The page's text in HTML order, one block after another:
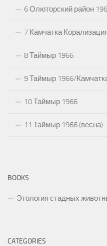
6 Олюторский район
7 Камчатка
8 Таймыр 1966
9 Таймыр 1966/
10 Таймыр 1966
11 Таймыр 1966 (весна)
BOOKS
Этология стадных
CATEGORIES